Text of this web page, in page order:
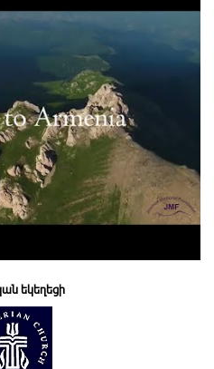
եկեղեցի